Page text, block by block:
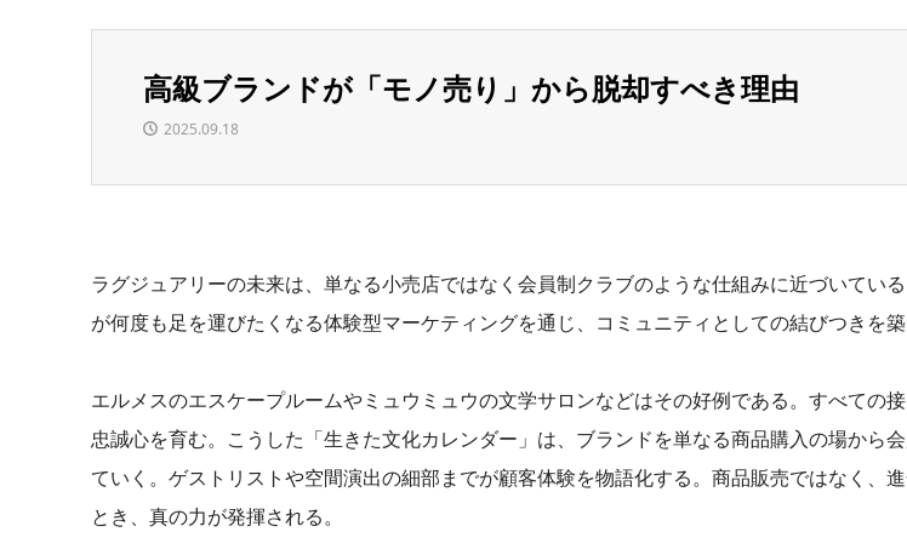
高級ブランドが「モノ売り」から脱却すべき理由
2025.09.18
ラグジュアリーの未来は、単なる小売店ではなく会員制クラブのような仕組みに近づいてい
が何度も足を運びたくなる体験型マーケティングを通じ、コミュニティとしての結びつきを築
エルメスのエスケープルームやミュウミュウの文学サロンなどはその好例である。すべての
忠誠心を育む。こうした「生きた文化カレンダー」は、ブランドを単なる商品購入の場から
ていく。ゲストリストや空間演出の細部までが顧客体験を物語化する。商品販売ではなく、
とき、真の力が発揮される。